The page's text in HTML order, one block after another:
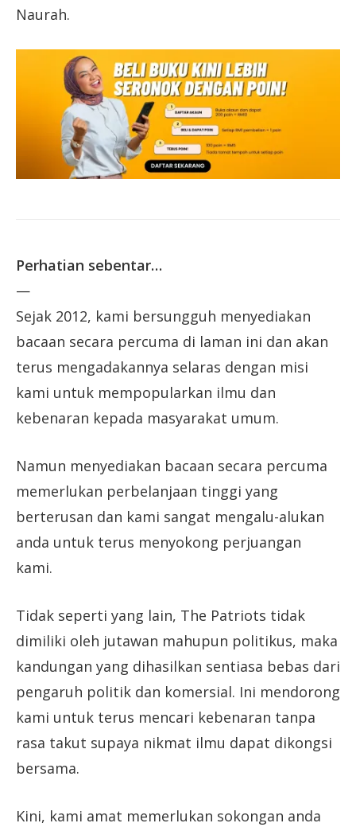
Naurah.
Perhatian sebentar…
—
Sejak 2012, kami bersungguh menyediakan
bacaan secara percuma di laman ini dan akan
terus mengadakannya selaras dengan misi
kami untuk mempopularkan ilmu dan
kebenaran kepada masyarakat umum.
Namun menyediakan bacaan secara percuma
memerlukan perbelanjaan tinggi yang
berterusan dan kami sangat mengalu-alukan
anda untuk terus menyokong perjuangan
kami.
Tidak seperti yang lain, The Patriots tidak
dimiliki oleh jutawan mahupun politikus, maka
kandungan yang dihasilkan sentiasa bebas dari
pengaruh politik dan komersial. Ini mendorong
kami untuk terus mencari kebenaran tanpa
rasa takut supaya nikmat ilmu dapat dikongsi
bersama.
Kini, kami amat memerlukan sokongan anda